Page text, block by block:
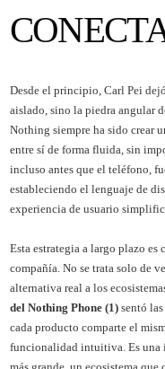
Desde el principio, Carl Pei
aislado, sino la piedra angular
Nothing siempre ha sido crear
entre sí de forma fluida, sin
incluso antes que el teléfono,
estableciendo el lenguaje de
experiencia de usuario
Esta estrategia a largo plazo
compañía. No se trata solo de
alternativa real a los
del Nothing Phone (1)sentó las
cada producto comparte el
funcionalidad intuitiva. Es una